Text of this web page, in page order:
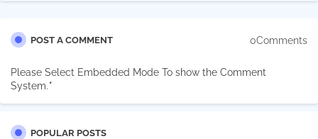
POST A COMMENT 0Comments
Please Select Embedded Mode To show the Comment
System.*
POPULAR POSTS